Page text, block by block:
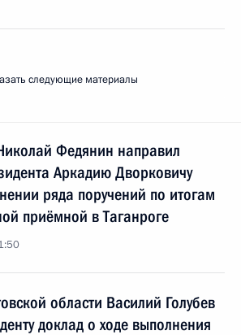
следующие материалы
Федянин направил
Аркадию Дворковичу
ряда поручений по итогам
приёмной в Таганроге
области Василий Голубев
доклад о ходе выполнения